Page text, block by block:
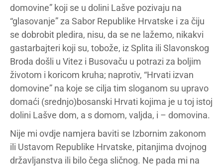
domovine” koji se u dolini Lašve pozivaju na
“glasovanje” za Sabor Republike Hrvatske i za čiju
se dobrobit pledira, nisu, da se ne lažemo, nikakvi
gastarbajteri koji su, tobože, iz Splita ili Slavonskog
Broda došli u Vitez i Busovaču u potrazi za boljim
životom i koricom kruha; naprotiv, “Hrvati izvan
domovine” na koje se cilja tim sloganom su upravo
domaći (srednjo)bosanski Hrvati kojima je u toj istoj
dolini Lašve dom, a s domom, valjda, i – domovina.
Nije mi ovdje namjera baviti se Izbornim zakonom
ili Ustavom Republike Hrvatske, pitanjima dvojnog
državljanstva ili bilo čega sličnog. Ne pada mi na